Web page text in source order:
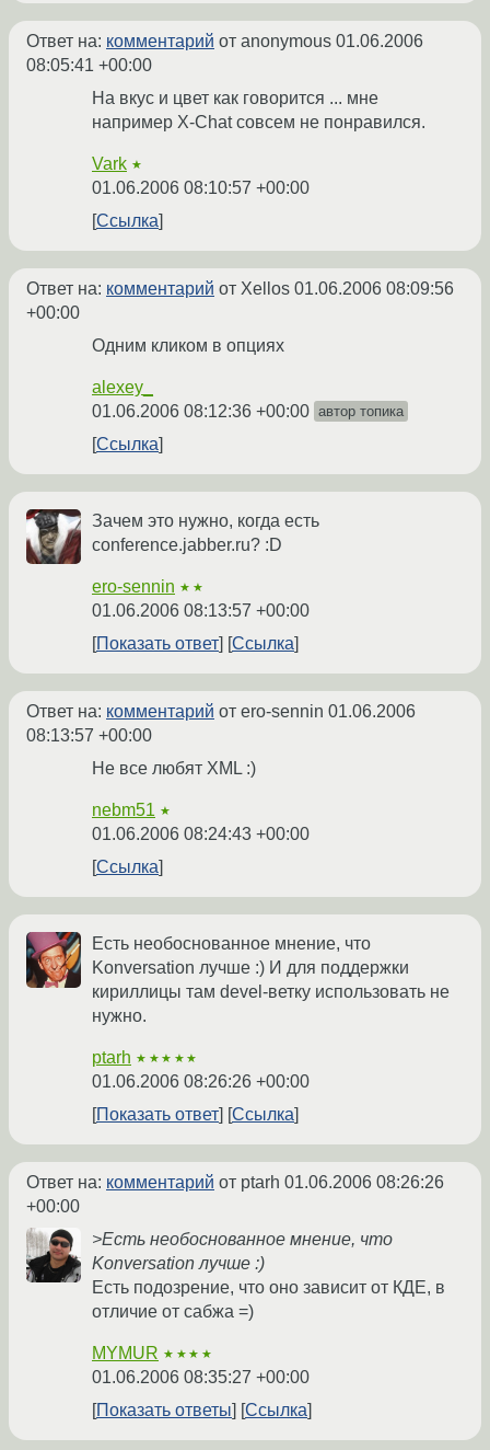
Ответ на: комментарий от anonymous 01.06.2006
08:05:41 +00:00
На вкус и цвет как говорится ... мне
например X-Chat совсем не понравился.
Vark ★
01.06.2006 08:10:57 +00:00
Ссылка
Ответ на: комментарий от Xellos 01.06.2006 08:09:56
+00:00
Одним кликом в опциях
alexey_
01.06.2006 08:12:36 +00:00 автор топика
Ссылка
Зачем это нужно, когда есть
conference.jabber.ru? :D
ero-sennin ★★
01.06.2006 08:13:57 +00:00
Показать ответ
Ссылка
Ответ на: комментарий от ero-sennin 01.06.2006
08:13:57 +00:00
Не все любят XML :)
nebm51 ★
01.06.2006 08:24:43 +00:00
Ссылка
Есть необоснованное мнение, что
Konversation лучше :) И для поддержки
кириллицы там devel-ветку использовать не
нужно.
ptarh ★★★★★
01.06.2006 08:26:26 +00:00
Показать ответ
Ссылка
Ответ на: комментарий от ptarh 01.06.2006 08:26:26
+00:00
>Есть необоснованное мнение, что
Konversation лучше :)
Есть подозрение, что оно зависит от КДЕ, в
отличие от сабжа =)
MYMUR ★★★★
01.06.2006 08:35:27 +00:00
Показать ответы
Ссылка